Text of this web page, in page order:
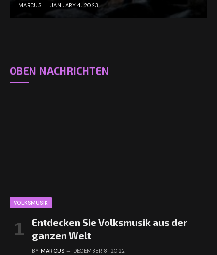
MARCUS JANUARY 4, 2023
OBEN NACHRICHTEN
VOLKSMUSIK
Entdecken Sie Volksmusik aus der
ganzen Welt
BY MARCUS DECEMBER 8, 2022